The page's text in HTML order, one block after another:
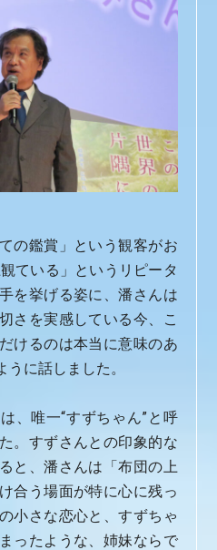
の鑑賞」という観客がお
ている」というリピータ
を挙げる姿に、潘さんは
さを実感している今、こ
けるのは本当に意味のあ
に話しました。
、唯一“すずちゃん”と呼
。すずさんとの印象的な
と、潘さんは「布団の上
合う場面が特に心に残っ
小さな恋心と、すずちゃ
ったような、姉妹ならで